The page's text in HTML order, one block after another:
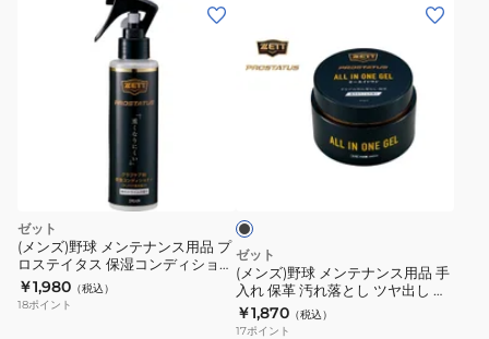
ゼット
(メンズ)野球 メンテナンス用品 プ
ロステイタス 保湿コンディショナ
ーZPS109
￥1,980 （税込）
18ポイント
ナ
ン
ス
用
品
ラ
ッ
ク
ゼット
(メンズ)野球 メンテナンス用品 手
入れ 保革 汚れ落とし ツヤ出し ベ
ースボール プロステイタス オー
ルインワンジェル ZPS219
￥1,870 （税込）
17ポイント